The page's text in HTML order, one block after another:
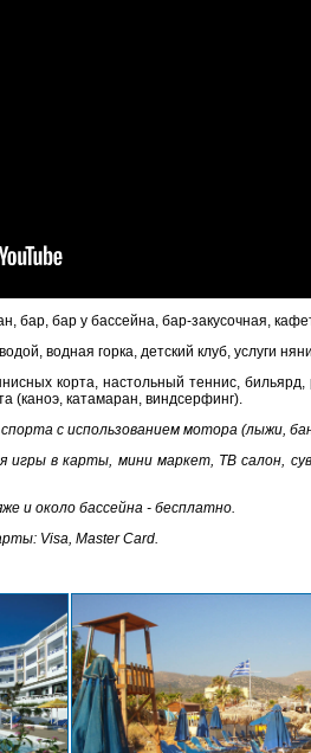
бар, бар у бассейна, бар-закусочная,
водная горка, детский клуб, услуги
корта, настольный теннис,
(каноэ, катамаран, виндсерфинг).
с использованием мотора (лыжи,
игры в карты, мини маркет, ТВ салон,
и около бассейна - бесплатно.
Visa, Master Сard.